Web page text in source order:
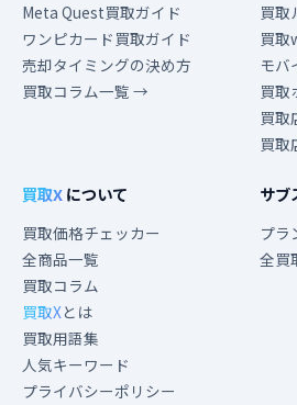
Meta Quest買取ガイド
ワンピカード買取ガイド
売却タイミングの決め方
買取コラム一覧 →
買取
買取
モバ
買取
買
買取
買取Xについて
買取価格チェッカー
全商品一覧
買取コラム
買取Xとは
買取用語集
人気キーワード
プライバシーポリシー
サブ
プラ
全買